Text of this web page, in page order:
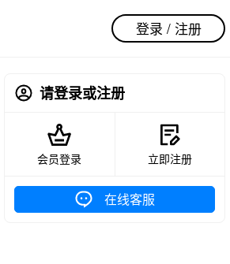
登录 / 注册
请登录或注册
会员登录 立即注册
在线客服